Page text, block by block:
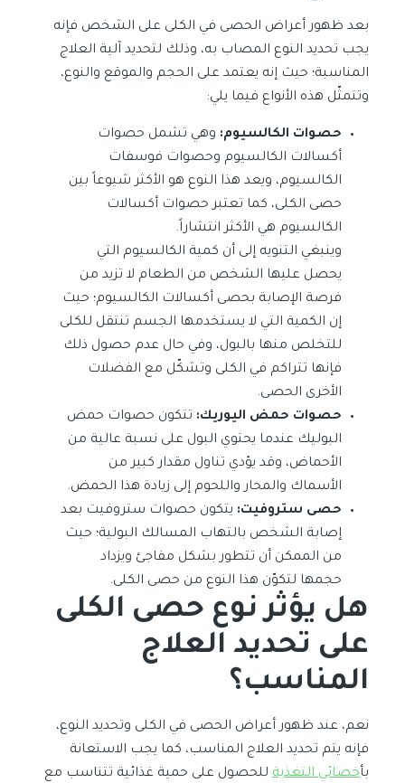
بعد ظهور أعراض الحصى في الكلى على الشخص فإنه
يجب تحديد النوع المصاب به، وذلك لتحديد آلية العلاج
المناسبة؛ حيث إنه يعتمد على الحجم والموقع والنوع،
وتتمثّل هذه الأنواع فيما يلي:
حصوات الكالسيوم: وهي تشمل حصوات
أكسالات الكالسيوم وحصوات فوسفات
الكالسيوم، ويعد هذا النوع هو الأكثر شيوعاً بين
حصى الكلى، كما تعتبر حصوات أكسالات
الكالسيوم هي الأكثر انتشاراً.
وينبغي التنويه إلى أن كمية الكالسيوم التي
يحصل عليها الشخص من الطعام لا تزيد من
فرصة الإصابة بحصى أكسالات الكالسيوم؛ حيث
إن الكمية التي لا يستخدمها الجسم تنتقل للكلى
للتخلص منها بالبول، وفي حال عدم حصول ذلك
فإنها تتراكم في الكلى وتشكّل مع الفضلات
الأخرى الحصى.
حصوات حمض اليوريك: تتكون حصوات حمض
البوليك عندما يحتوي البول على نسبة عالية من
الأحماض، وقد يؤدي تناول مقدار كبير من
الأسماك والمحار واللحوم إلى زيادة هذا الحمض.
حصى ستروفيت: يتكون حصوات ستروفيت بعد
إصابة الشخص بالتهاب المسالك البولية؛ حيث
من الممكن أن تتطور بشكل مفاجئ ويزداد
حجمها لتكوّن هذا النوع من حصى الكلى.
هل يؤثر نوع حصى الكلى
على تحديد العلاج
المناسب؟
نعم، عند ظهور أعراض الحصى في الكلى وتحديد النوع،
فإنه يتم تحديد العلاج المناسب، كما يجب الاستعانة
بأخصائي التغذية للحصول على حمية غذائية تتناسب مع